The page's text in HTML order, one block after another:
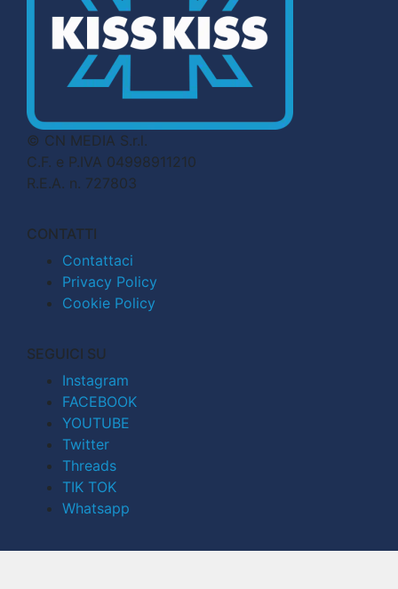
© CN MEDIA S.r.l.
C.F. e P.IVA 04998911210
R.E.A. n. 727803
CONTATTI
Contattaci
Privacy Policy
Cookie Policy
SEGUICI SU
Instagram
FACEBOOK
YOUTUBE
Twitter
Threads
TIK TOK
Whatsapp